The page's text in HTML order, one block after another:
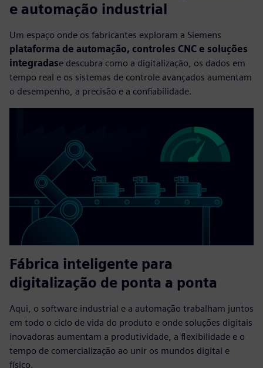
e automação industrial
Um espaço onde os fabricantes exploram a Siemens
plataforma de automação, controles CNC e soluções
integradase descubra como a digitalização, os dados em
tempo real e os sistemas de controle avançados aumentam
o desempenho, a precisão e a confiabilidade.
Fábrica inteligente para
digitalização de ponta a ponta
Aqui, o software industrial e a automação trabalham juntos
em todo o ciclo de vida do produto e onde soluções digitais
inovadoras aumentam a produtividade, a flexibilidade e o
tempo de comercialização ao unir os mundos digital e
físico.